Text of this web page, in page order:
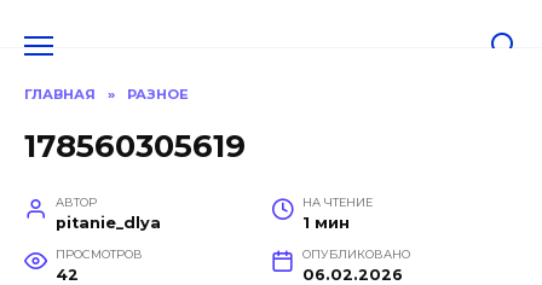
ГЛАВНАЯ » РАЗНОЕ
178560305619
АВТОР
pitanie_dlya
НА ЧТЕНИЕ
1 мин
ПРОСМОТРОВ
42
ОПУБЛИКОВАНО
06.02.2026